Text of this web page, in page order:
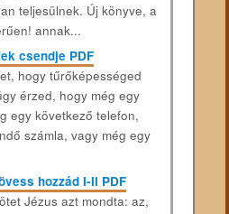
teljesülnek. Új könyve, a
annak...
csendje PDF
hogy tűrőképességed
érzed, hogy még egy
egy következő telefon,
számla, vagy még egy
hozzád I-II PDF
Jézus azt mondta: az,